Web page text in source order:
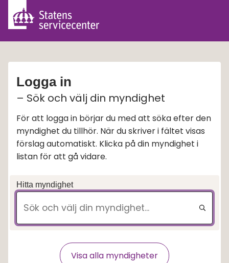
Logga in
– Sök och välj din myndighet
För att logga in börjar du med att söka efter den
myndighet du tillhör. När du skriver i fältet visas
förslag automatiskt. Klicka på din myndighet i
listan för att gå vidare.
Hitta myndighet
Visa alla myndigheter